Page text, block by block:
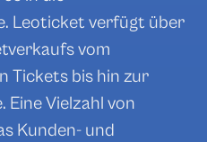
Leoticket verfügt über
vom
Tickets bis hin zur
Eine Vielzahl von
Kunden- und